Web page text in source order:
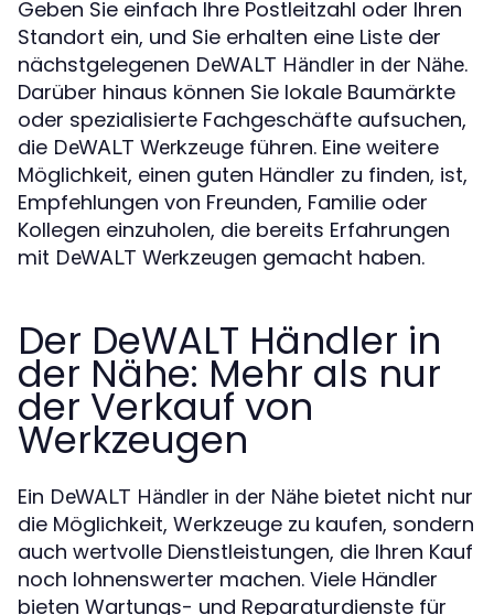
Geben Sie einfach Ihre Postleitzahl oder Ihren
Standort ein, und Sie erhalten eine Liste der
nächstgelegenen DeWALT Händler in der Nähe.
Darüber hinaus können Sie lokale Baumärkte
oder spezialisierte Fachgeschäfte aufsuchen,
die DeWALT Werkzeuge führen. Eine weitere
Möglichkeit, einen guten Händler zu finden, ist,
Empfehlungen von Freunden, Familie oder
Kollegen einzuholen, die bereits Erfahrungen
mit DeWALT Werkzeugen gemacht haben.
Der DeWALT Händler in
der Nähe: Mehr als nur
der Verkauf von
Werkzeugen
Ein DeWALT Händler in der Nähe bietet nicht nur
die Möglichkeit, Werkzeuge zu kaufen, sondern
auch wertvolle Dienstleistungen, die Ihren Kauf
noch lohnenswerter machen. Viele Händler
bieten Wartungs- und Reparaturdienste für